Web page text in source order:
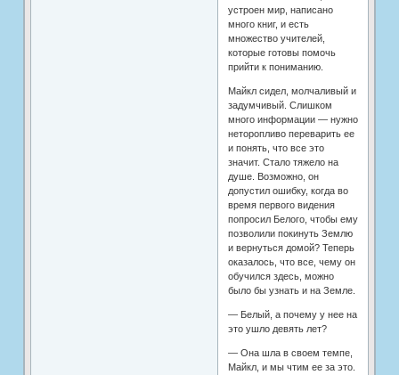
устроен мир, написано
много книг, и есть
множество учителей,
которые готовы помочь
прийти к пониманию.
Майкл сидел, молчаливый и
задумчивый. Слишком
много информации — нужно
неторопливо переварить ее
и понять, что все это
значит. Стало тяжело на
душе. Возможно, он
допустил ошибку, когда во
время первого видения
попросил Белого, чтобы ему
позволили покинуть Землю
и вернуться домой? Теперь
оказалось, что все, чему он
обучился здесь, можно
было бы узнать и на Земле.
— Белый, а почему у нее на
это ушло девять лет?
— Она шла в своем темпе,
Майкл, и мы чтим ее за это.